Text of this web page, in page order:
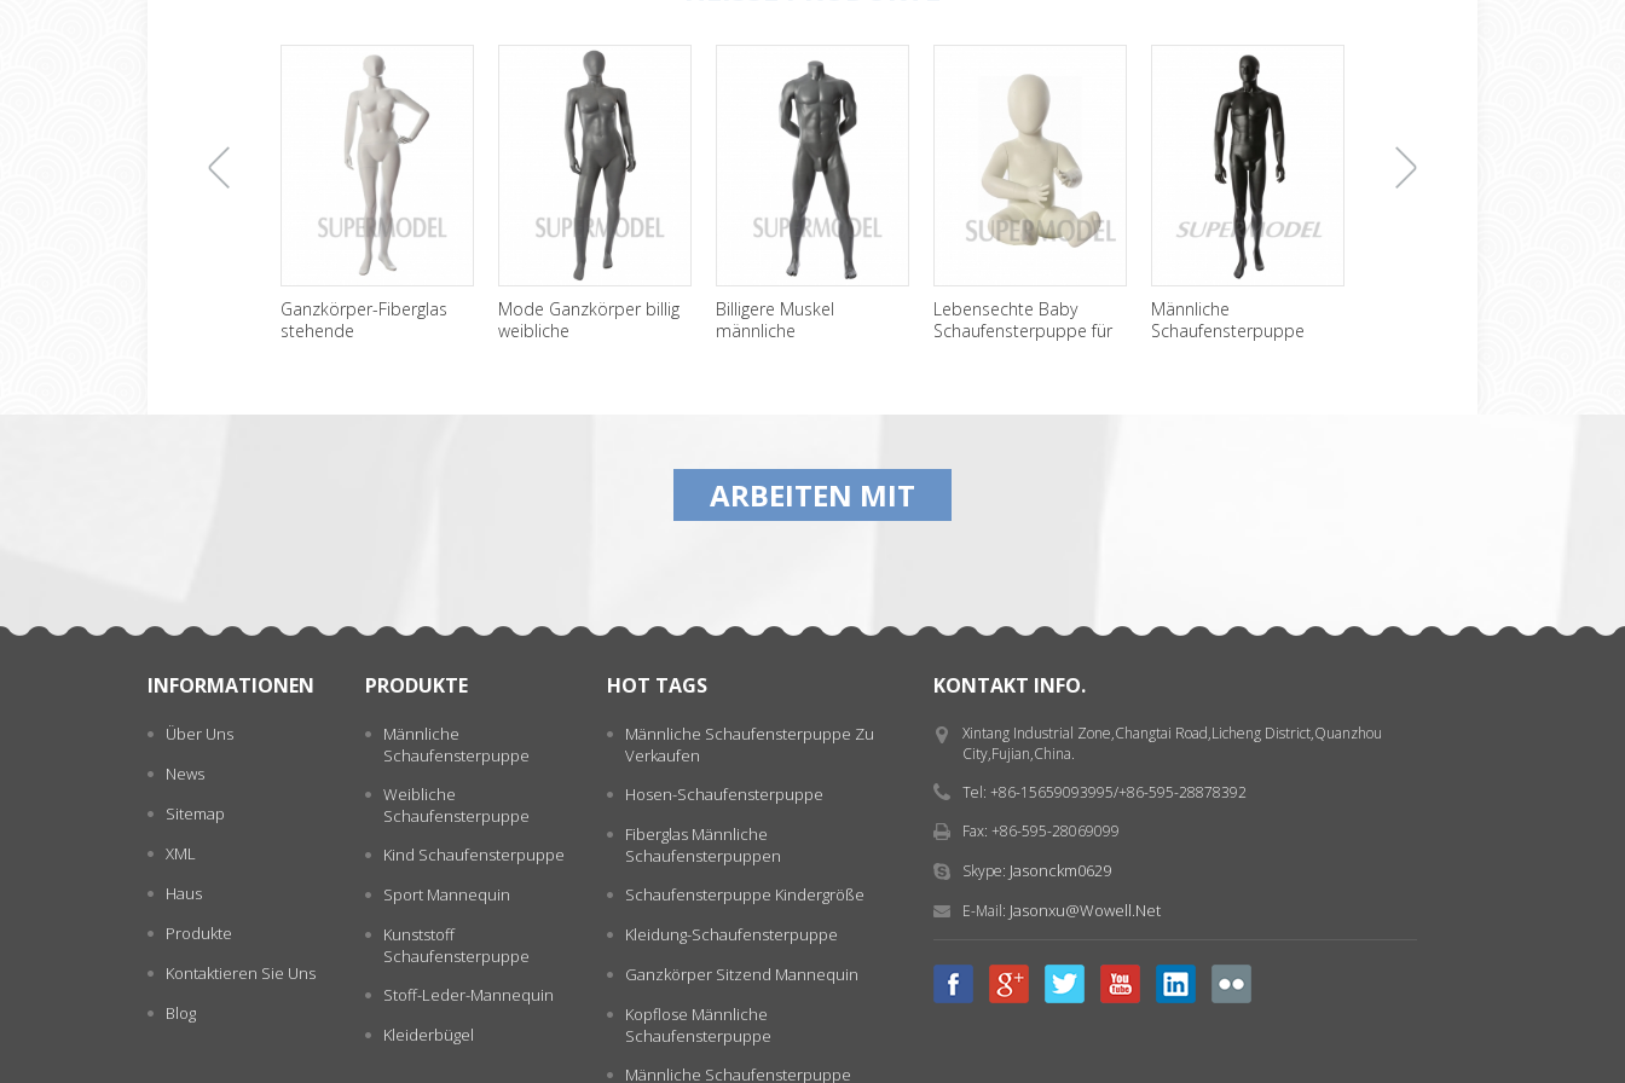
Ganzkörper-Fiberglas
stehende
Mode Ganzkörper billig
weibliche
Billigere Muskel
männliche
Lebensechte Baby
Schaufensterpuppe für
Männliche
Schaufensterpuppe
ARBEITEN MIT
INFORMATIONEN
Über Uns
News
Sitemap
XML
Haus
Produkte
Kontaktieren Sie Uns
Blog
PRODUKTE
Männliche
Schaufensterpuppe
Weibliche
Schaufensterpuppe
Kind Schaufensterpuppe
Sport Mannequin
Kunststoff
Schaufensterpuppe
Stoff-Leder-Mannequin
Kleiderbügel
HOT TAGS
Männliche Schaufensterpuppe Zu
Verkaufen
Hosen-Schaufensterpuppe
Fiberglas Männliche
Schaufensterpuppen
Schaufensterpuppe Kindergröße
Kleidung-Schaufensterpuppe
Ganzkörper Sitzend Mannequin
Kopflose Männliche
Schaufensterpuppe
Männliche Schaufensterpuppe
KONTAKT INFO.
Xintang Industrial Zone,Changtai Road,Licheng District,Quanzhou
City,Fujian,China.
Tel: +86-15659093995/+86-595-28878392
Fax: +86-595-28069099
Skype: Jasonckm0629
E-Mail: Jasonxu@wowell.net